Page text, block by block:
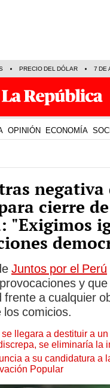
PRECIO DEL DÓLAR 7 DE
OPINIÓN ECONOMÍA
negativa
cierre de
"Exigimos
Juntos por el Perú
y
frente a cualquier
comicios.
se llegara a destituir a
se eliminaría la
a su candidatura a
Popular